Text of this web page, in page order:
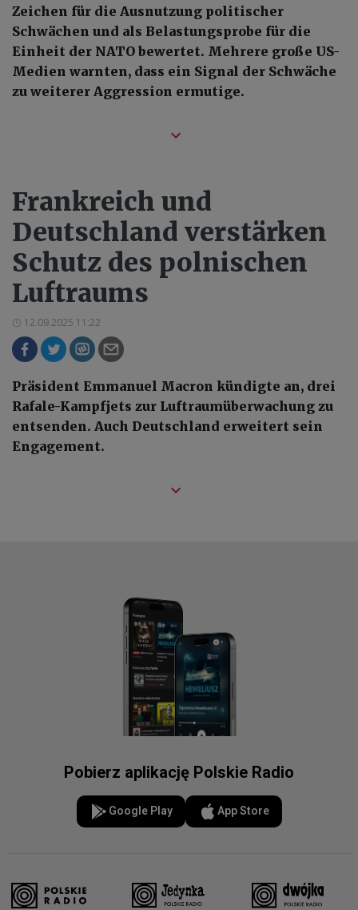
Zeichen für die Ausnutzung politischer
Schwächen und als Belastungsprobe für die
Einheit der NATO bewertet. Mehrere große US-
Medien warnten, dass ein Signal der Schwäche
zu weiterer Aggression ermutige.
Frankreich und
Deutschland verstärken
Schutz des polnischen
Luftraums
12.09.2025 11:22
Präsident Emmanuel Macron kündigte an, drei
Rafale-Kampfjets zur Luftraumüberwachung zu
entsenden. Auch Deutschland erweitert sein
Engagement.
Pobierz aplikację Polskie Radio
Google Play App Store